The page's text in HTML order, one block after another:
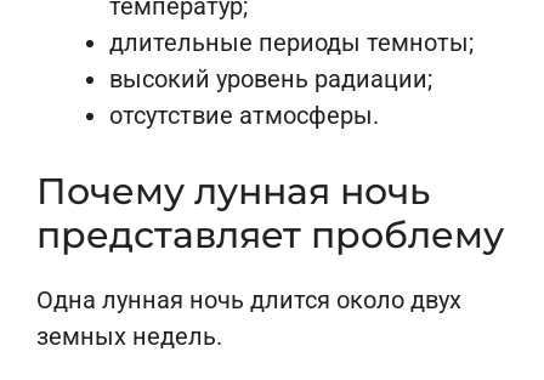
температур;
длительные периоды темноты;
высокий уровень радиации;
отсутствие атмосферы.
Почему лунная ночь
представляет проблему
Одна лунная ночь длится около двух
земных недель.